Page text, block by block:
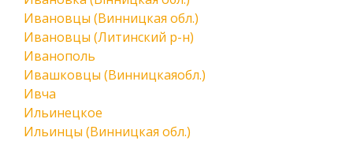
Ивановцы (Винницкая обл.)
Ивановцы (Литинский р-н)
Иванополь
Ивашковцы (Винницкаяобл.)
Ивча
Ильинецкое
Ильинцы (Винницкая обл.)